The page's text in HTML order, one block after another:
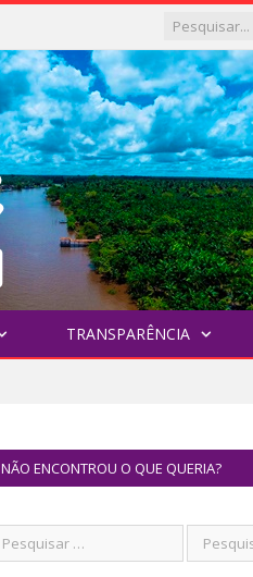
TRANSPARÊNCIA
NÃO ENCONTROU O QUE QUERIA?